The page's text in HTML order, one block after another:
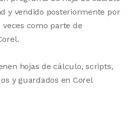
y vendido posteriormente por
como parte de
hojas de cálculo, scripts,
y guardados en Corel